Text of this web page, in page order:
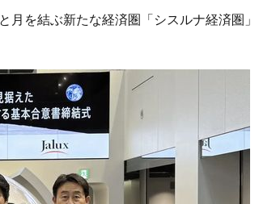
月を結ぶ新たな経済圏「シスルナ経済圏」